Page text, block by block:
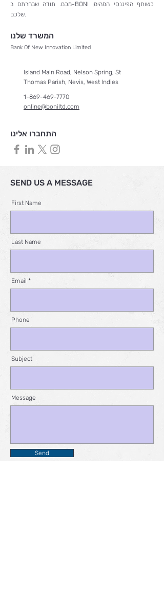
מכם. תודה שבחרתם ב-BONI כשותף הפיננסי המהימן
שלכם.
המשרד שלנו
Bank Of New Innovation Limited
Island Main Road, Nelson Spring, St
Thomas Parish, Nevis, West Indies
1-869-469-7770
online@boniltd.com
התחברו אלינו
SEND US A MESSAGE
First Name
Last Name
Email
Phone
Subject
Message
Send